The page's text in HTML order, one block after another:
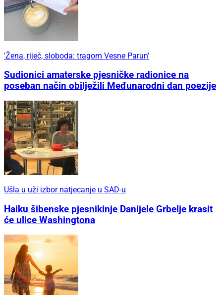
'Žena, riječ, sloboda: tragom Vesne Parun'
Sudionici amaterske pjesničke radionice na
poseban način obilježili Međunarodni dan poezije
Ušla u uži izbor natjecanje u SAD-u
Haiku šibenske pjesnikinje Danijele Grbelje krasit
će ulice Washingtona